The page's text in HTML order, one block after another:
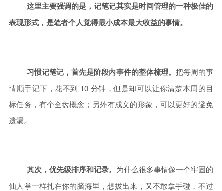
这里主要强调的是，记笔记其实是时间管理的一种极佳的
表现形式，是笔者个人觉得最小成本最大收益的事情。
习惯记笔记，首先是阶段内事件的整体梳理。 把每周的事
情顺手记下，花不到 10 分钟，但是却可以让你清楚本周的目
标任务，有个全盘概念；另外有成文的形象，可以更好的避免
遗漏。
其次，优先级排序和记录。 为什么很多事情像一个牢固的
仙人掌一样扎在你的脑海里，想拔出来，又不敢拿手碰，不过